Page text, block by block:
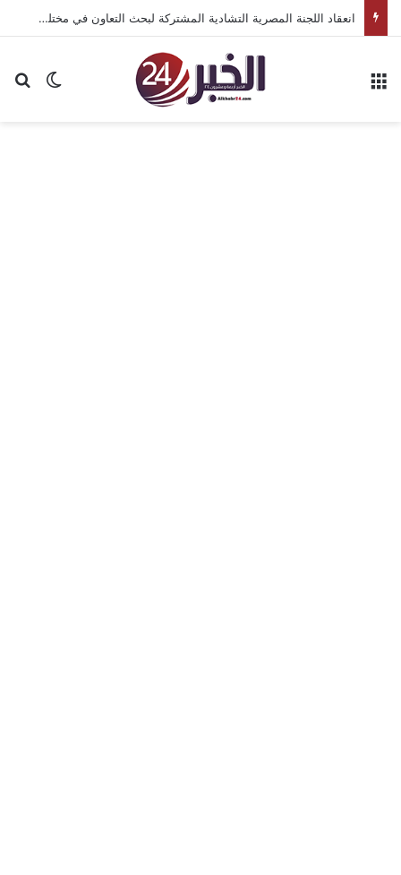
انعقاد اللجنة المصرية التشادية المشتركة لبحث التعاون في مختلف المجالات
الوضع